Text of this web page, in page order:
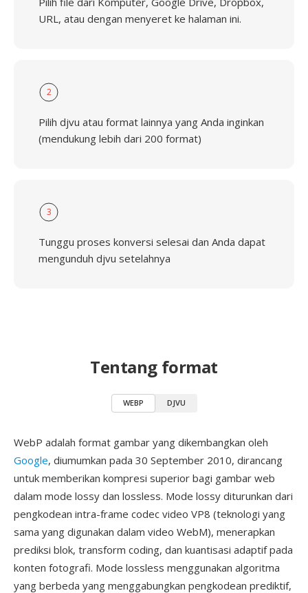
URL, atau dengan menyeret ke halaman ini.
2
Pilih djvu atau format lainnya yang Anda inginkan
(mendukung lebih dari 200 format)
3
Tunggu proses konversi selesai dan Anda dapat
mengunduh djvu setelahnya
Tentang format
WEBP DJVU
WebP adalah format gambar yang dikembangkan oleh
Google, diumumkan pada 30 September 2010, dirancang
untuk memberikan kompresi superior bagi gambar web
dalam mode lossy dan lossless. Mode lossy diturunkan dari
pengkodean intra-frame codec video VP8 (teknologi yang
sama yang digunakan dalam video WebM), menerapkan
prediksi blok, transform coding, dan kuantisasi adaptif pada
konten fotografi. Mode lossless menggunakan algoritma
yang berbeda yang menggabungkan pengkodean prediktif,